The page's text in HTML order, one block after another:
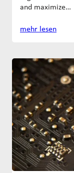
and maximize…
mehr lesen